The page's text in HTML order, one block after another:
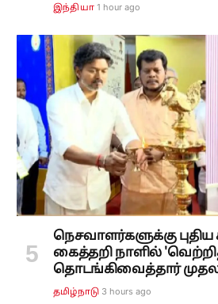
இந்தியா 1 hour ago
நெசவாளர்களுக்கு புதிய
கைத்தறி நாளில்
தொடங்கிவைத்தார்
தமிழ்நாடு 3 hours ago